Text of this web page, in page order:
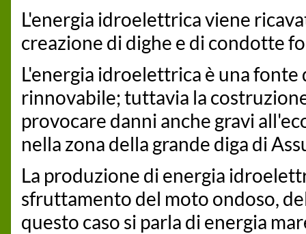
L'energia idroelettrica viene
creazione di dighe e di condotte
L'energia idroelettrica è una
rinnovabile; tuttavia la
provocare danni anche gravi
nella zona della grande diga di
La produzione di energia
sfruttamento del moto ondoso,
questo caso si parla di energia